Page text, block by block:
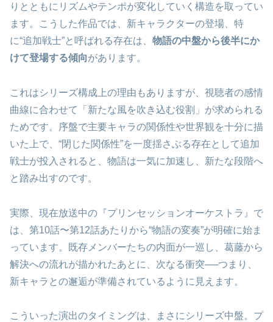
りとともにリズムやテンポが変化していく構造を取ってい
ます。こうした作品では、新キャラクターの登場、特
に“追加戦士”と呼ばれる存在は、 物語の中盤から後半にか
けて登場する傾向があります。
これはシリーズ構成上の理由もありますが、視聴者の感情
曲線に合わせて「新たな風を吹き込む役割」が求められる
ためです。序盤で主要キャラの関係性や世界観を十分に描
いた上で、“閉じた関係性”を一度揺さぶる存在として追加
戦士が投入されると、物語は一気に加速し、新たな段階へ
と踏み出すのです。
実際、現在放送中の『プリンセッションオーケストラ』で
は、第10話〜第12話あたりから“物語の変奏”が明確に始ま
っています。既存メンバーたちの内面が一巡し、葛藤から
解決への流れが描かれたあとに、次なる衝突──つまり、
新キャラとの邂逅が準備されているように見えます。
こういった演出のタイミングは、まさにシリーズ中盤。プ